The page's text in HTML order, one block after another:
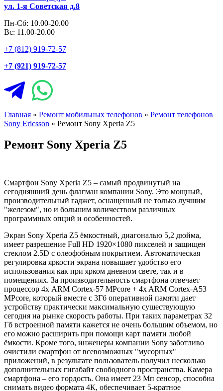
ул. 1-я Советская д.8
Пн-Сб: 10.00-20.00
Вс: 11.00-20.00
+7 (812) 919-72-57
+7 (921) 919-72-57
Главная » Ремонт мобильных телефонов » Ремонт телефонов
Sony Ericsson » Ремонт Sony Xperia Z5
Ремонт Sony Xperia Z5
Смартфон Sony Xperia Z5 – самый продвинутый на
сегодняшний день флагман компании Sony. Это мощный,
производительный гаджет, оснащенный не только лучшим
"железом", но и большим количеством различных
программных опций и особенностей.
Экран Sony Xperia Z5 ёмкостный, диагональю 5,2 дюйма,
имеет разрешение Full HD 1920×1080 пикселей и защищен
стеклом 2.5D с олеофобным покрытием. Автоматическая
регулировка яркости экрана повышает удобство его
использования как при ярком дневном свете, так и в
помещениях. За производительность смартфона отвечает
процессор 4х ARM Cortex-57 MPcore + 4x ARM Cortex-A53
MPcore, который вместе с 3Гб оперативной памяти дает
устройству практически максимальную существующую
сегодня на рынке скорость работы. При таких параметрах 32
Гб встроенной памяти кажется не очень большим объемом, но
его можно расширить при помощи карт памяти любой
ёмкости. Кроме того, инженеры компании Sony заботливо
очистили смартфон от всевозможных "мусорных"
приложений, в результате пользователь получил несколько
дополнительных гигабайт свободного пространства. Камера
смартфона – его гордость. Она имеет 23 Мп сенсор, способна
снимать видео формата 4К, обеспечивает 5-кратное